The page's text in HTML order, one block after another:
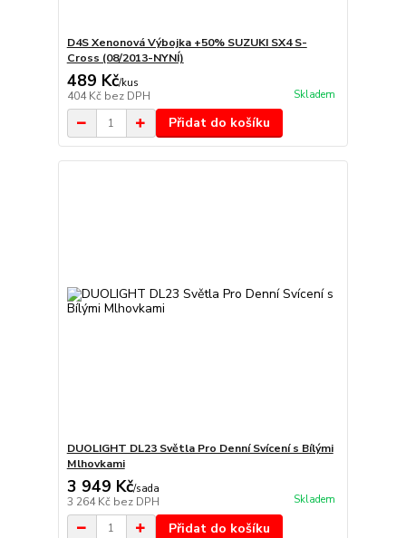
D4S Xenonová Výbojka +50% SUZUKI SX4 S-
Cross (08/2013-NYNÍ)
489 Kč/kus
404 Kč bez DPH Skladem
Přidat do košíku
DUOLIGHT DL23 Světla Pro Denní Svícení s Bílými
Mlhovkami
3 949 Kč/sada
3 264 Kč bez DPH Skladem
Přidat do košíku